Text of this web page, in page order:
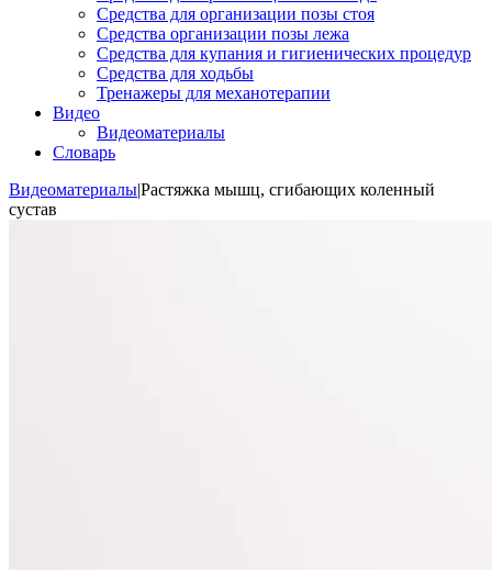
Средства для организации позы стоя
Средства организации позы лежа
Средства для купания и гигиенических процедур
Средства для ходьбы
Тренажеры для механотерапии
Видео
Видеоматериалы
Словарь
Видеоматериалы|Растяжка мышц, сгибающих коленный
сустав